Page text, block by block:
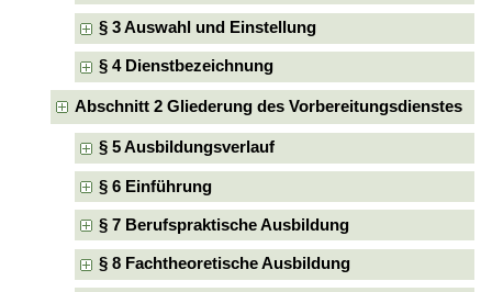
§ 3 Auswahl und Einstellung
§ 4 Dienstbezeichnung
Abschnitt 2 Gliederung des Vorbereitungsdienstes
§ 5 Ausbildungsverlauf
§ 6 Einführung
§ 7 Berufspraktische Ausbildung
§ 8 Fachtheoretische Ausbildung